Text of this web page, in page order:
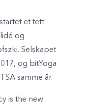
et tett
og
Selskapet
og bitYoga
samme år.
is the new